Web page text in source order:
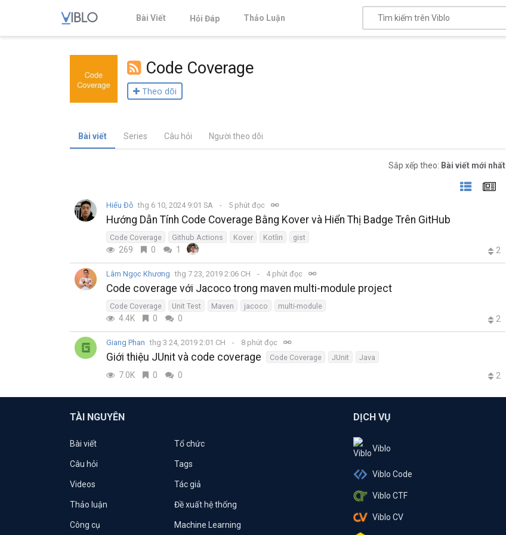
Bài Viết Hỏi Đáp Thảo Luận
Code Coverage
Theo dõi
Bài viết Series Câu hỏi Người theo dõi
Sắp xếp theo: Bài viết mới nhất
Hiếu Đỗ thg 6 10, 2024 9:01 SA 5 phút đọc
Hướng Dẫn Tính Code Coverage Bằng Kover và Hiển Thị Badge Trên GitHub
Code Coverage Github Actions Kover Kotlin gist
269 0 1 2
Lâm Ngọc Khương thg 7 23, 2019 2:06 CH 4 phút đọc
Code coverage với Jacoco trong maven multi-module project
Code Coverage Unit Test Maven jacoco multi-module
4.4K 0 0 2
Giang Phan thg 3 24, 2019 2:01 CH 8 phút đọc
Giới thiệu JUnit và code coverage Code Coverage JUnit Java
7.0K 0 0 2
TÀI NGUYÊN
Bài viết Tổ chức
Câu hỏi Tags
Videos Tác giả
Thảo luận Đề xuất hệ thống
Công cụ Machine Learning
DỊCH VỤ
Viblo
Viblo Code
Viblo CTF
Viblo CV